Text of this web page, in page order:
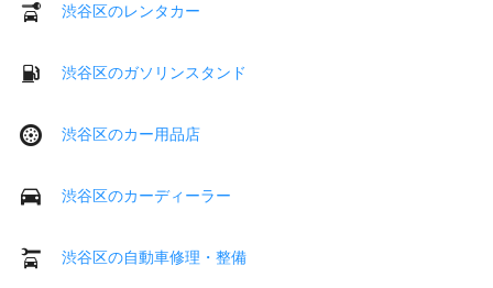
渋谷区のレンタカー
渋谷区のガソリンスタンド
渋谷区のカー用品店
渋谷区のカーディーラー
渋谷区の自動車修理・整備